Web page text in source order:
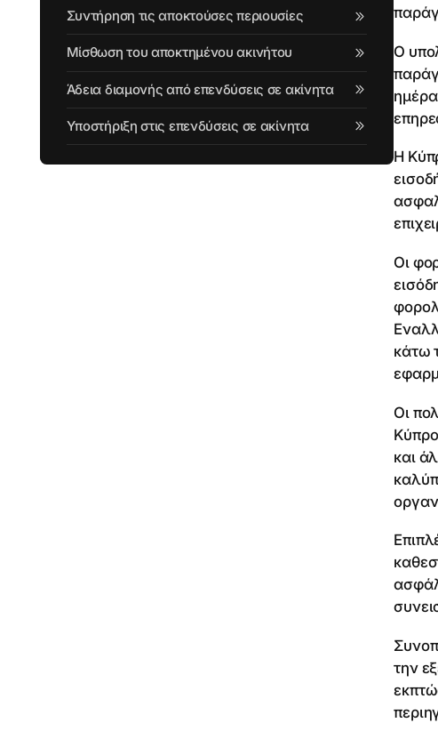
Συντήρηση τις αποκτούσες περιουσίες
Μίσθωση του αποκτημένου ακινήτου
Άδεια διαμονής από επενδύσεις σε ακίνητα
Υποστήριξη στις επενδύσεις σε ακίνητα
Ο
Η
Οι
κάτω
Οι
και
την